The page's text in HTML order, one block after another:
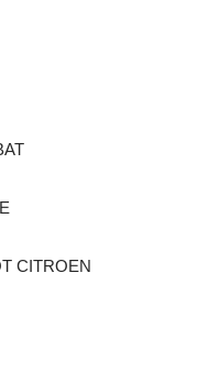
CITROEN